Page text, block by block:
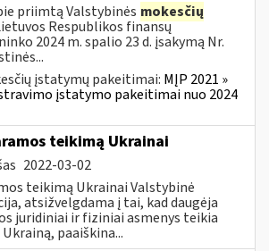
priimtą Valstybinės mokesčių
Respublikos finansų
2024 m. spalio 23 d. įsakymą Nr.
įstatymų pakeitimai: MĮP 2021 »
įstatymo pakeitimai nuo 2024
teikimą Ukrainai
2022-03-02
teikimą Ukrainai Valstybinė
atsižvelgdama į tai, kad daugėja
juridiniai ir fiziniai asmenys teikia
paaiškina...